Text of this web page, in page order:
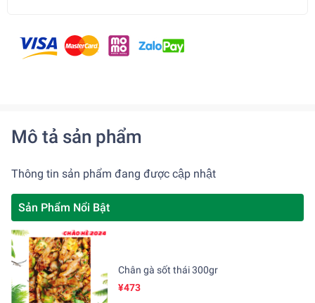
Mô tả sản phẩm
Thông tin sản phẩm đang được cập nhật
Sản Phẩm Nổi Bật
Chân gà sốt thái 300gr
¥473